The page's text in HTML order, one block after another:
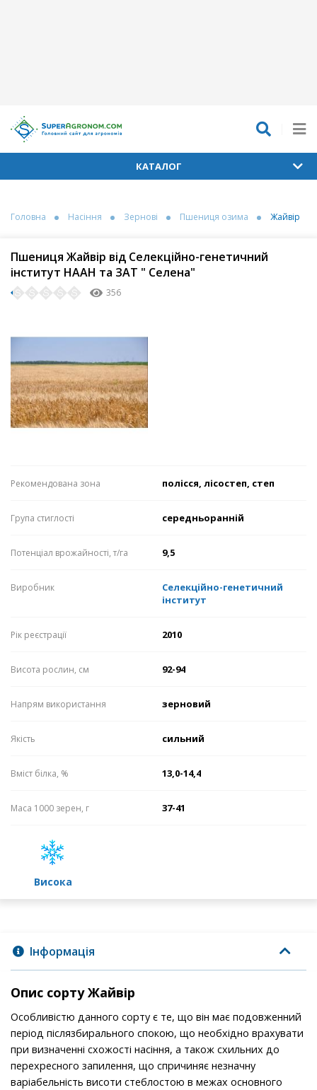
КАТАЛОГ
Головна Насіння Зернові Пшениця озима Жайвір
Пшениця Жайвір від Селекційно-генетичний
інститут НААН та ЗАТ " Селена"
356
Рекомендована зона полісся, лісостеп, степ
Група стиглості середньоранній
Потенціал врожайності, т/га 9,5
Виробник
Селекційно-генетичний
інститут
Рік реєстрації 2010
Висота рослин, см 92-94
Напрям використання зерновий
Якість сильний
Вміст білка, % 13,0-14,4
Маса 1000 зерен, г 37-41
високa
Інформація
Опис сорту Жайвір
Особливістю данного сорту є те, що він має подовженний
період післязбирального спокою, що необхідно врахувати
при визначенні схожості насіння, а також схильних до
перехресного запилення, що спричиняє незначну
варіабельність висоти стеблостою в межах основного